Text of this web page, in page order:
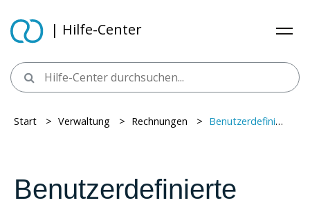
| Hilfe-Center
Start > ​ Verwaltung > ​ Rechnungen > ​ Benutzerdefinierte Rechnungstexte hinzufügen
Benutzerdefinierte